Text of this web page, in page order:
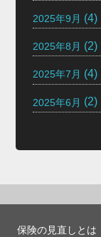
2025年9月 (4)
2025年8月 (2)
2025年7月 (4)
2025年6月 (2)
保険の見直しとは